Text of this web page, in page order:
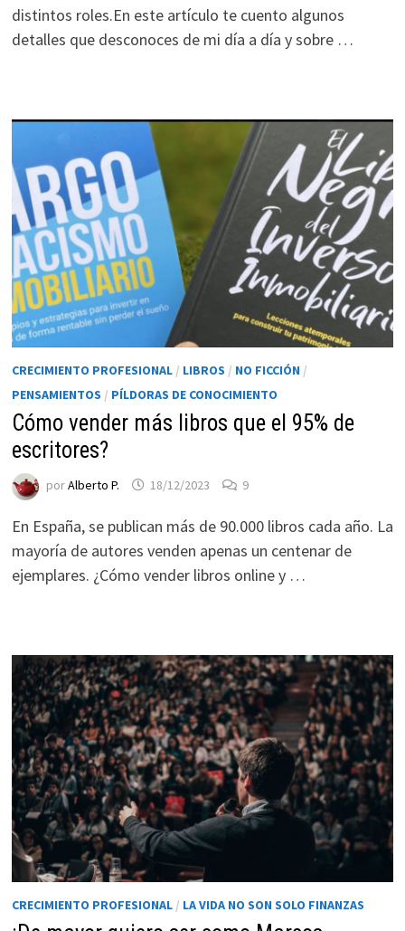
distintos roles.En este artículo te cuento algunos
detalles que desconoces de mi día a día y sobre …
CRECIMIENTO PROFESIONAL/ LIBROS / NO FICCIÓN /
PENSAMIENTOS / PÍLDORAS DE CONOCIMIENTO
Cómo vender más libros que el 95% de
escritores?
porAlberto P. 18/12/2023 9
En España, se publican más de 90.000 libros cada año. La
mayoría de autores venden apenas un centenar de
ejemplares. ¿Cómo vender libros online y …
CRECIMIENTO PROFESIONAL/ LA VIDA NO SON SOLO FINANZAS
durante tu
visita. Si
funcionalidades
de la web.
Marketing
Al compartir tus
intereses y
comportamiento
mientras visitas
nuestro sitio,
posibilidad de
ver contenido y
ofertas
personalizados.